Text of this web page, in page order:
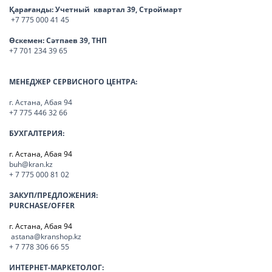
Қарағанды:Учетный квартал 39, Строймарт
+7 775 000 41 45
Өскемен:Сәтпаев 39, ТНП
+7 701 234 39 65
МЕНЕДЖЕР СЕРВИСНОГО ЦЕНТРА:
г. Астана, Абая 94
+7 775 446 32 66
БУХГАЛТЕРИЯ:
г. Астана, Абая 94
buh@kran.kz
+ 7 775 000 81 02
ЗАКУП/ПРЕДЛОЖЕНИЯ:
PURCHASE/OFFER
г. Астана, Абая 94
astana@kranshop.kz
+ 7 778 306 66 55
ИНТЕРНЕТ-МАРКЕТОЛОГ: